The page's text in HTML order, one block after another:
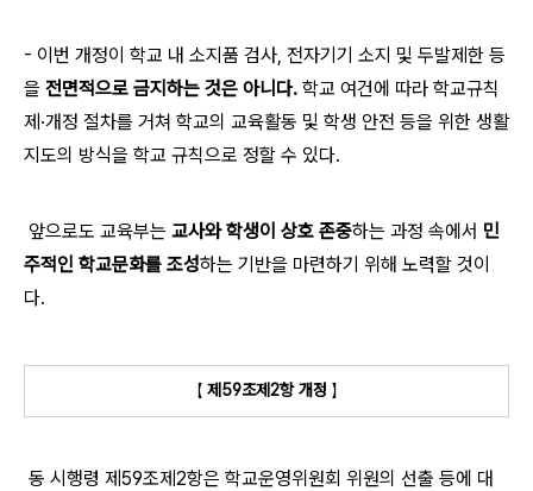
- 이번 개정이 학교 내 소지품 검사, 전자기기 소지 및 두발제한 등
을 전면적으로 금지하는 것은 아니다. 학교 여건에 따라 학교규칙
제·개정 절차를 거쳐 학교의 교육활동 및 학생 안전 등을 위한 생활
지도의 방식을 학교 규칙으로 정할 수 있다.
앞으로도 교육부는 교사와 학생이 상호 존중하는 과정 속에서 민
주적인 학교문화를 조성하는 기반을 마련하기 위해 노력할 것이
다.
【 제59조제2항 개정 】
동 시행령 제59조제2항은 학교운영위원회 위원의 선출 등에 대